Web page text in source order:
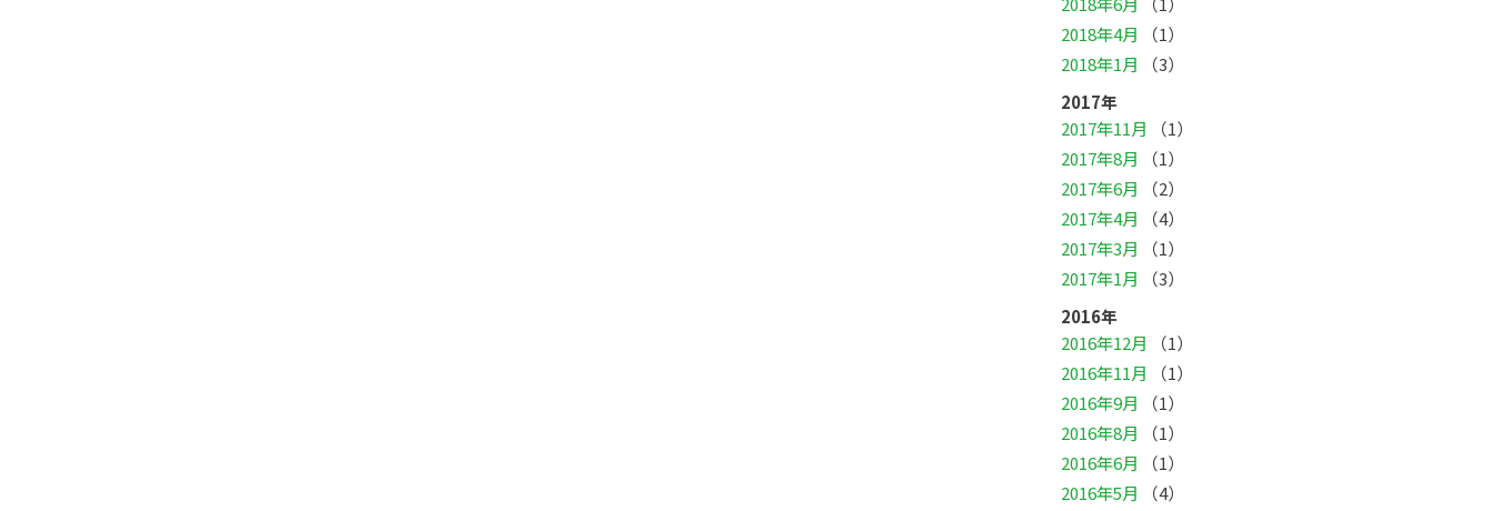
2018年4月
（1）
2018年1月
（3）
2017年
2017年11月
（1）
2017年8月
（1）
2017年6月
（2）
2017年4月
（4）
2017年3月
（1）
2017年1月
（3）
2016年
2016年12月
（1）
2016年11月
（1）
2016年9月
（1）
2016年8月
（1）
2016年6月
（1）
2016年5月
（4）